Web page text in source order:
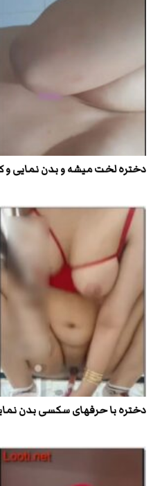
دختره لخت میشه و بدن نمایی و
دختره با حرفهای سکسی بدن